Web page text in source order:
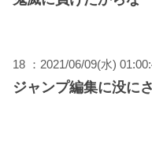
18 ：2021/06/09(水)
ジャンプ編集に没に